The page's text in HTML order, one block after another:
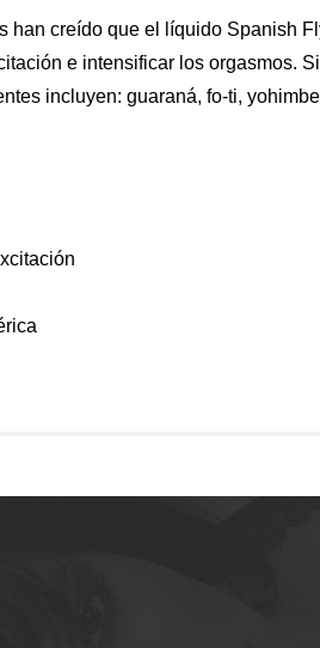
han creído que el líquido Spanish
e intensificar los orgasmos.
incluyen: guaraná, fo-ti,